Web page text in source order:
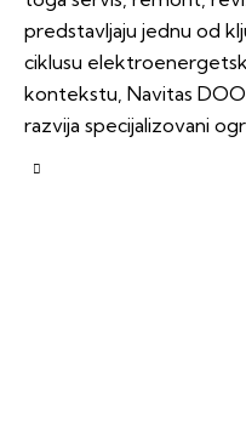
predstavljaju jednu od
ciklusu
kontekstu, Navitas
razvija specijalizovani